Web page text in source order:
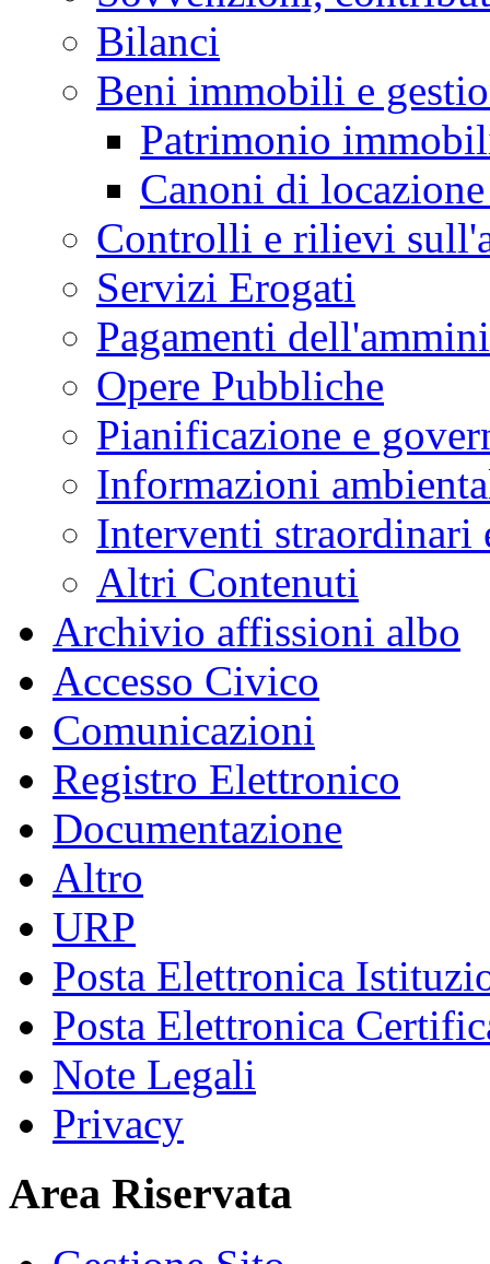
Bilanci
Beni immobili e
Patrimonio
Canoni di
Controlli e rilievi
Servizi Erogati
Pagamenti
Opere Pubbliche
Pianificazione e
Informazioni
Interventi straordinari
Altri Contenuti
Archivio affissioni albo
Accesso Civico
Comunicazioni
Registro Elettronico
Documentazione
Altro
URP
Posta Elettronica
Posta Elettronica
Note Legali
Privacy
Area Riservata